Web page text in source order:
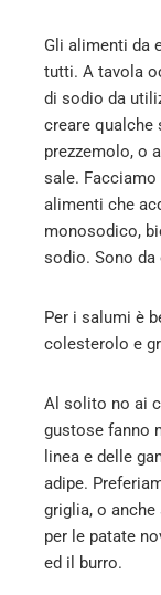
Gli alimenti da
tutti. A tavola
di sodio da
creare qualche
prezzemolo, o
sale.
alimenti che
monosodico,
sodio. Sono da
Per i salumi è
colesterolo e
Al solito no ai
gustose fanno
linea e delle
adipe.
griglia, o
per le patate
ed il burro.